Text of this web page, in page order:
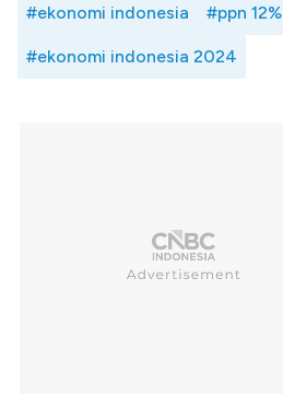
#ekonomi indonesia #ppn 12%
#ekonomi indonesia 2024